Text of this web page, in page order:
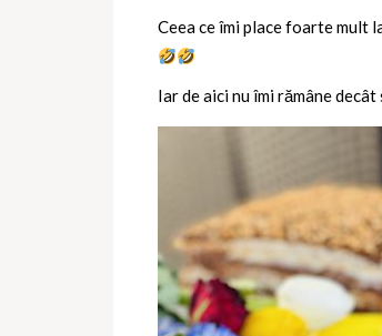
Ceea ce îmi place foarte mult
Iar de aici nu îmi rămâne